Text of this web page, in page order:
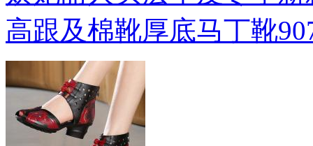
高跟及棉靴厚底马丁靴